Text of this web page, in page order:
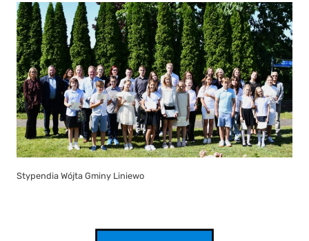
Stypendia Wójta Gminy Liniewo